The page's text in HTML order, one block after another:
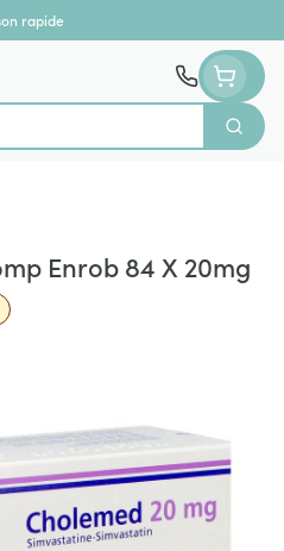
rapide
Enrob 84 X 20mg